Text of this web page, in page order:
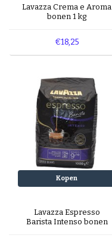
Lavazza Crema e Aroma
bonen 1 kg
€18,25
Kopen
Lavazza Espresso
Barista Intenso bonen